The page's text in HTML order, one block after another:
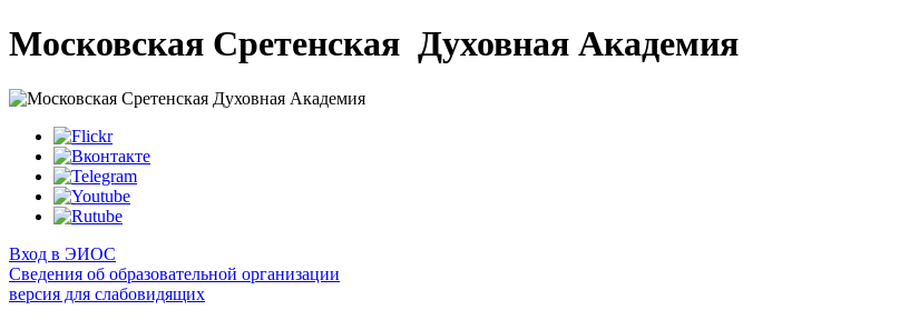
Московская Сретенская Духовная Академия
Вход в ЭИОС
Сведения об образовательной организации
версия для слабовидящих